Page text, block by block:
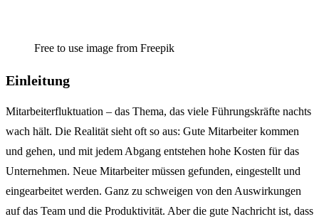
Free to use image from Freepik
Einleitung
Mitarbeiterfluktuation – das Thema, das viele Führungskräfte nachts
wach hält. Die Realität sieht oft so aus: Gute Mitarbeiter kommen
und gehen, und mit jedem Abgang entstehen hohe Kosten für das
Unternehmen. Neue Mitarbeiter müssen gefunden, eingestellt und
eingearbeitet werden. Ganz zu schweigen von den Auswirkungen
auf das Team und die Produktivität. Aber die gute Nachricht ist, dass